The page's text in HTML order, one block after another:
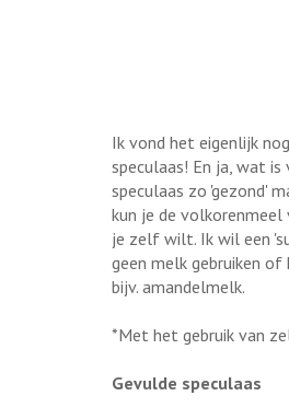
Ik vond het eigenlijk
speculaas! En ja, wat
speculaas zo 'gezond'
kun je de
je zelf wilt. Ik wil een
geen melk gebruiken
bijv. amandelmelk.
*Met het gebruik van
Gevulde speculaas